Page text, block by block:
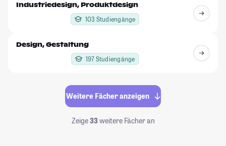
Industriedesign, Produktdesign
103 Studiengänge
Design, Gestaltung
197 Studiengänge
Weitere Fächer anzeigen
Zeige33weitere Fächer an